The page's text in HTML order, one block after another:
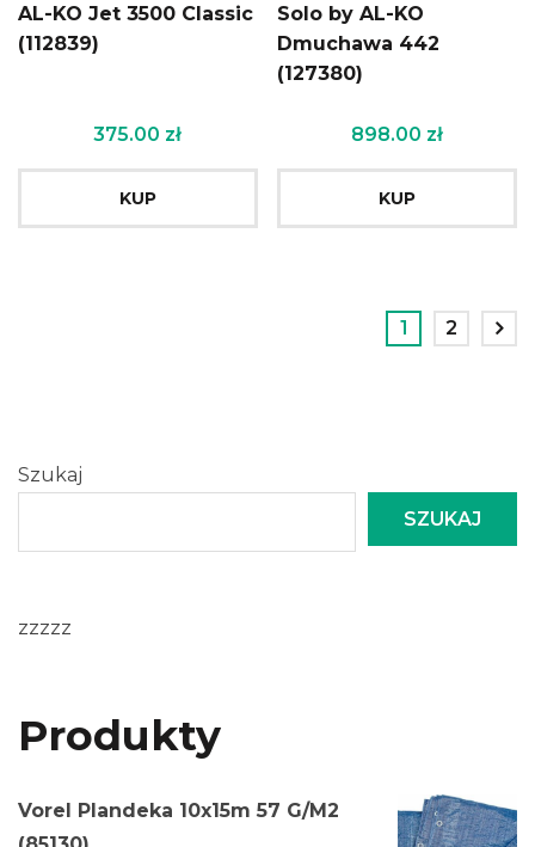
AL-KO Jet 3500 Classic
(112839)
375.00 zł
KUP
Solo by AL-KO
Dmuchawa 442
(127380)
898.00 zł
KUP
1 2
Szukaj
SZUKAJ
zzzzz
Produkty
Vorel Plandeka 10x15m 57 G/M2